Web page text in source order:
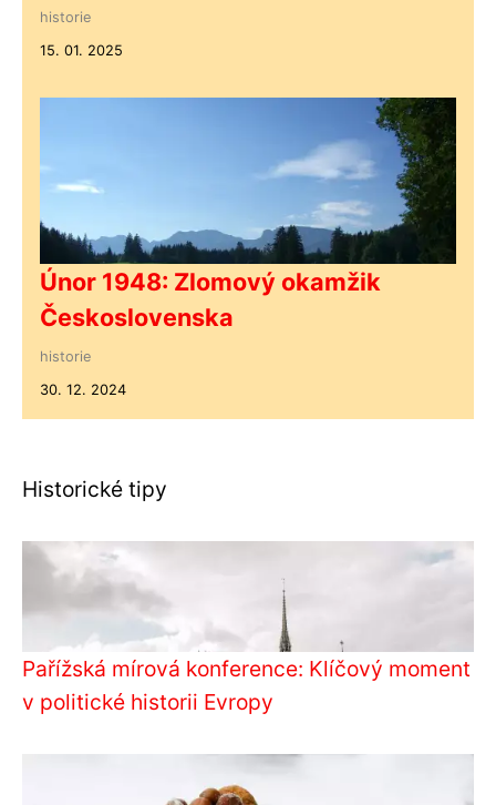
historie
15. 01. 2025
Únor 1948: Zlomový okamžik
Československa
historie
30. 12. 2024
Historické tipy
Pařížská mírová konference: Klíčový moment
v politické historii Evropy